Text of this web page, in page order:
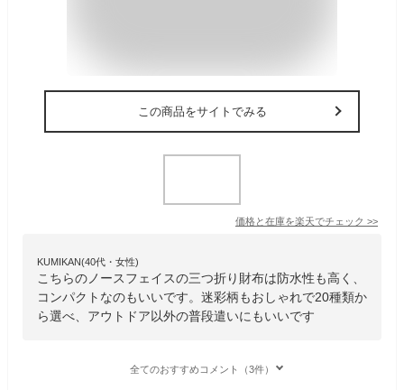
この商品をサイトでみる
価格と在庫を楽天でチェック >>
KUMIKAN(40代・女性)
こちらのノースフェイスの三つ折り財布は防水性も高く、
コンパクトなのもいいです。迷彩柄もおしゃれで20種類か
ら選べ、アウトドア以外の普段遣いにもいいです
全てのおすすめコメント（3件）